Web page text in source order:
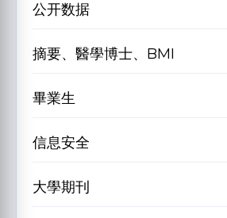
公开数据
摘要、醫學博士、BMI
畢業生
信息安全
大學期刊